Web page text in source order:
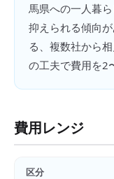
馬県への一人暮
抑えられる傾向
る、複数社から
の工夫で費用を2
費用レンジ
区分